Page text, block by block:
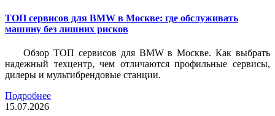
ТОП сервисов для BMW в Москве: где обслуживать
машину без лишних рисков
Обзор ТОП сервисов для BMW в Москве. Как выбрать
надежный техцентр, чем отличаются профильные сервисы,
дилеры и мультибрендовые станции.
Подробнее
15.07.2026